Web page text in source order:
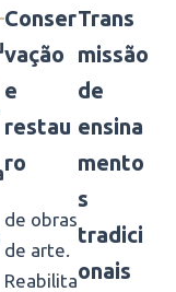
Conser
vação
e
restau
ro
de obras
de arte.
Reabilita
Trans
missão
de
ensina
mento
s
tradici
onais